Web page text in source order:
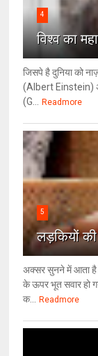
4
विश्‍व का
जिसपे है दुनिया को
(Albert Einstein)
(G...
Readmore
5
लड़कियों
अक्सर सुनने में आता है
के ऊपर भूत सवार हो
क...
Readmore